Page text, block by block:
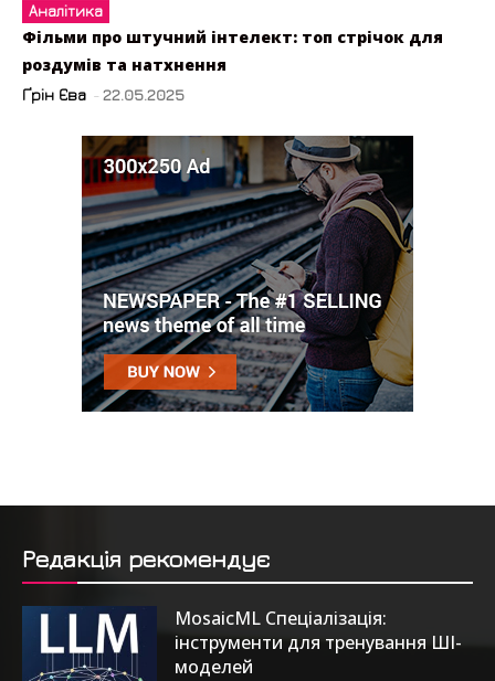
Аналітика
Фільми про штучний інтелект: топ стрічок для
роздумів та натхнення
Ґрін Єва - 22.05.2025
Редакція рекомендує
MosaicML Спеціалізація:
інструменти для тренування ШІ-
моделей